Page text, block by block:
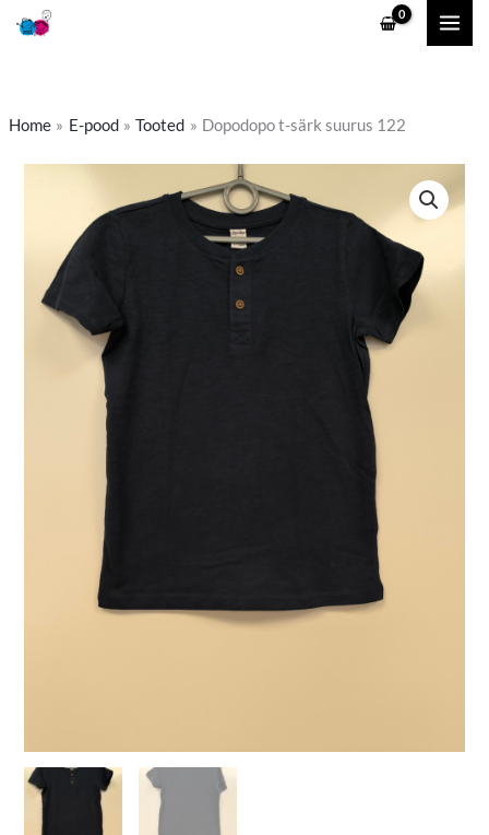
Skip
Home E-pood Tooted Dopodopo t-särk suurus 122